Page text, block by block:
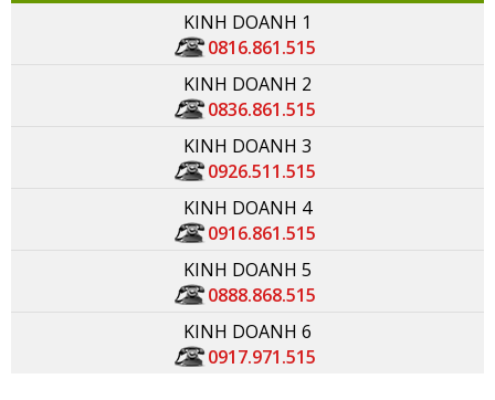
KINH DOANH 1
0816.861.515
KINH DOANH 2
0836.861.515
KINH DOANH 3
0926.511.515
KINH DOANH 4
0916.861.515
KINH DOANH 5
0888.868.515
KINH DOANH 6
0917.971.515